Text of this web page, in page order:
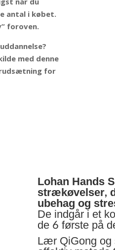
antal i købet.
foroven.
med denne
for
Lohan Hands
strækøvelser,
ubehag og
De indgår i et
de 6 første på
Lær QiGong og